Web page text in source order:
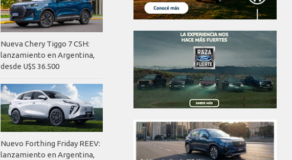
Nueva Chery Tiggo 7 CSH:
lanzamiento en Argentina,
desde U$S 36.500
Nuevo Forthing Friday REEV:
lanzamiento en Argentina,